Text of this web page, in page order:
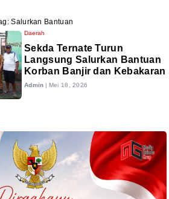
Salurkan Bantuan
Daerah
Sekda Ternate Turun
Langsung Salurkan Bantuan
Korban Banjir dan Kebakaran
Admin | Mei 18, 2026